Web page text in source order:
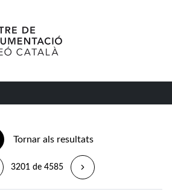
Tornar als resultats
3201 de 4585